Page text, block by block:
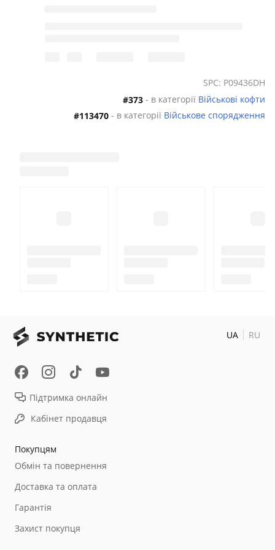
SPC: P09436DH
#373 - в категорії Військові кофти
#113470 - в категорії Військове спорядження
Покупцям
Обмін та повернення
Доставка та оплата
Гарантія
Захист покупця
Підтримка онлайн
Кабінет продавця
UA RU